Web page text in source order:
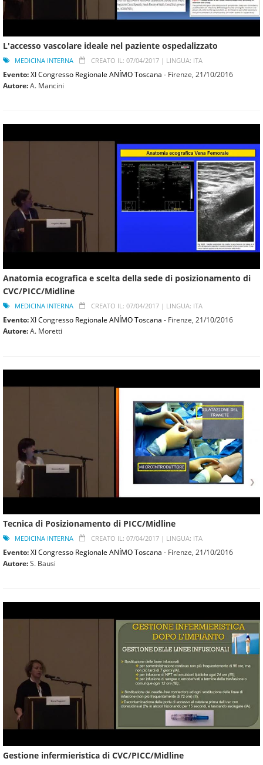
L'accesso vascolare ideale nel paziente ospedalizzato
MEDICINA INTERNA CREATO IL: 07/04/2017 | LINGUA: ITA
Evento:XI Congresso Regionale ANÍMO Toscana - Firenze, 21/10/2016
Autore:A. Mancini
Anatomia ecografica e scelta della sede di posizionamento di
CVC/PICC/Midline
MEDICINA INTERNA CREATO IL: 07/04/2017 | LINGUA: ITA
Evento:XI Congresso Regionale ANÍMO Toscana - Firenze, 21/10/2016
Autore:A. Moretti
Tecnica di Posizionamento di PICC/Midline
MEDICINA INTERNA CREATO IL: 07/04/2017 | LINGUA: ITA
Evento:XI Congresso Regionale ANÍMO Toscana - Firenze, 21/10/2016
Autore:S. Bausi
Gestione infermieristica di CVC/PICC/Midline